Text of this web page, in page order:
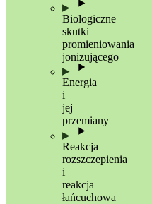
Biologiczne
skutki
promieniowania
jonizującego
Energia
i
jej
przemiany
Reakcja
rozszczepienia
i
reakcja
łańcuchowa